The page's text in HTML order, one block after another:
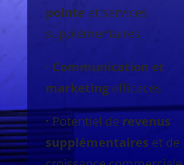
pointe et services
supplémentaires
· Communication et
marketingefficaces
·Potentiel de revenus
supplémentaires et de